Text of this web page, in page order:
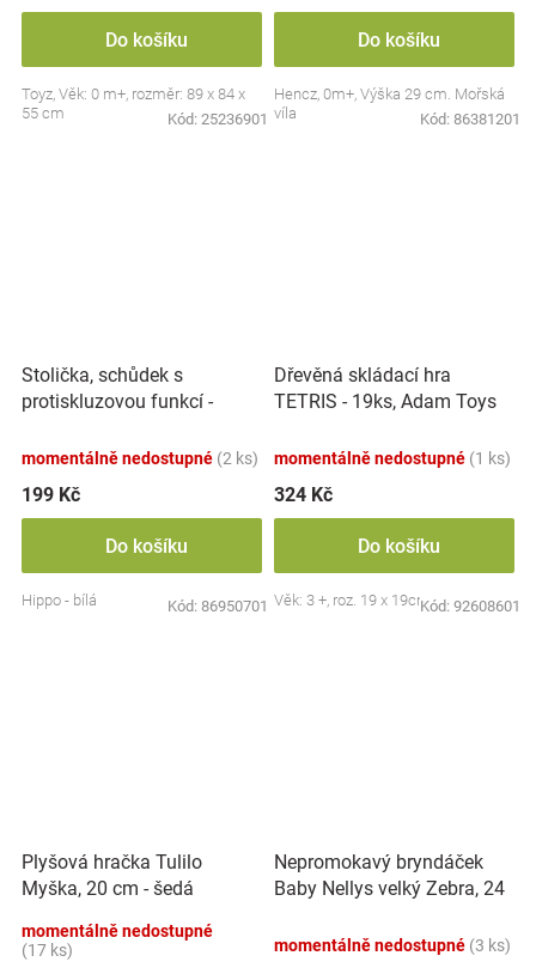
Do košíku
Toyz, Věk: 0 m+, rozměr: 89 x 84 x
55 cm
Kód: 25236901
Do košíku
Hencz, 0m+, Výška 29 cm. Mořská
víla
Kód: 86381201
Stolička, schůdek s
protiskluzovou funkcí -
momentálně nedostupné (2 ks)
199 Kč
Do košíku
Hippo - bílá Kód: 86950701
Dřevěná skládací hra
TETRIS - 19ks, Adam Toys
momentálně nedostupné (1 ks)
324 Kč
Do košíku
Věk: 3 +, roz. 19 x 19cmKód: 92608601
Plyšová hračka Tulilo
Myška, 20 cm - šedá
momentálně nedostupné
(17 ks)
Nepromokavý bryndáček
Baby Nellys velký Zebra, 24
momentálně nedostupné (3 ks)